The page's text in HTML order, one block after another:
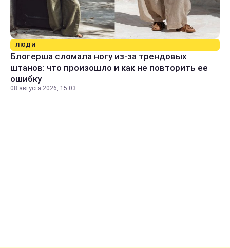
ЛЮДИ
Блогерша сломала ногу из-за трендовых
штанов: что произошло и как не повторить ее
ошибку
08 августа 2026, 15:03